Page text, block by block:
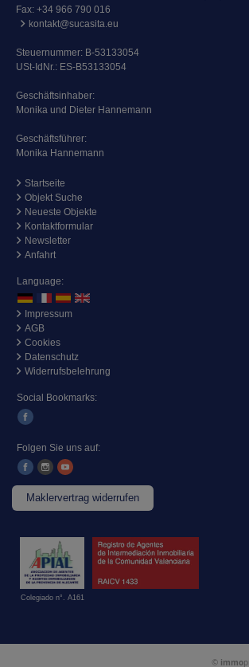
Fax: +34 966 790 016
kontakt@sucasita.eu
Steuernummer: B-53133054
USt-IdNr.: ES-B53133054
Geschäftsinhaber:
Monika und Dieter Hannemann
Geschäftsführer:
Monika Hannemann
Startseite
Objekt Suche
Neueste Objekte
Kontaktformular
Newsletter
Anfahrt
Language:
Impressum
AGB
Cookies
Datenschutz
Widerrufsbelehrung
Social Bookmarks:
Folgen Sie uns auf:
Maklervertrag widerrufen
Colegiado n°. A161
© immo